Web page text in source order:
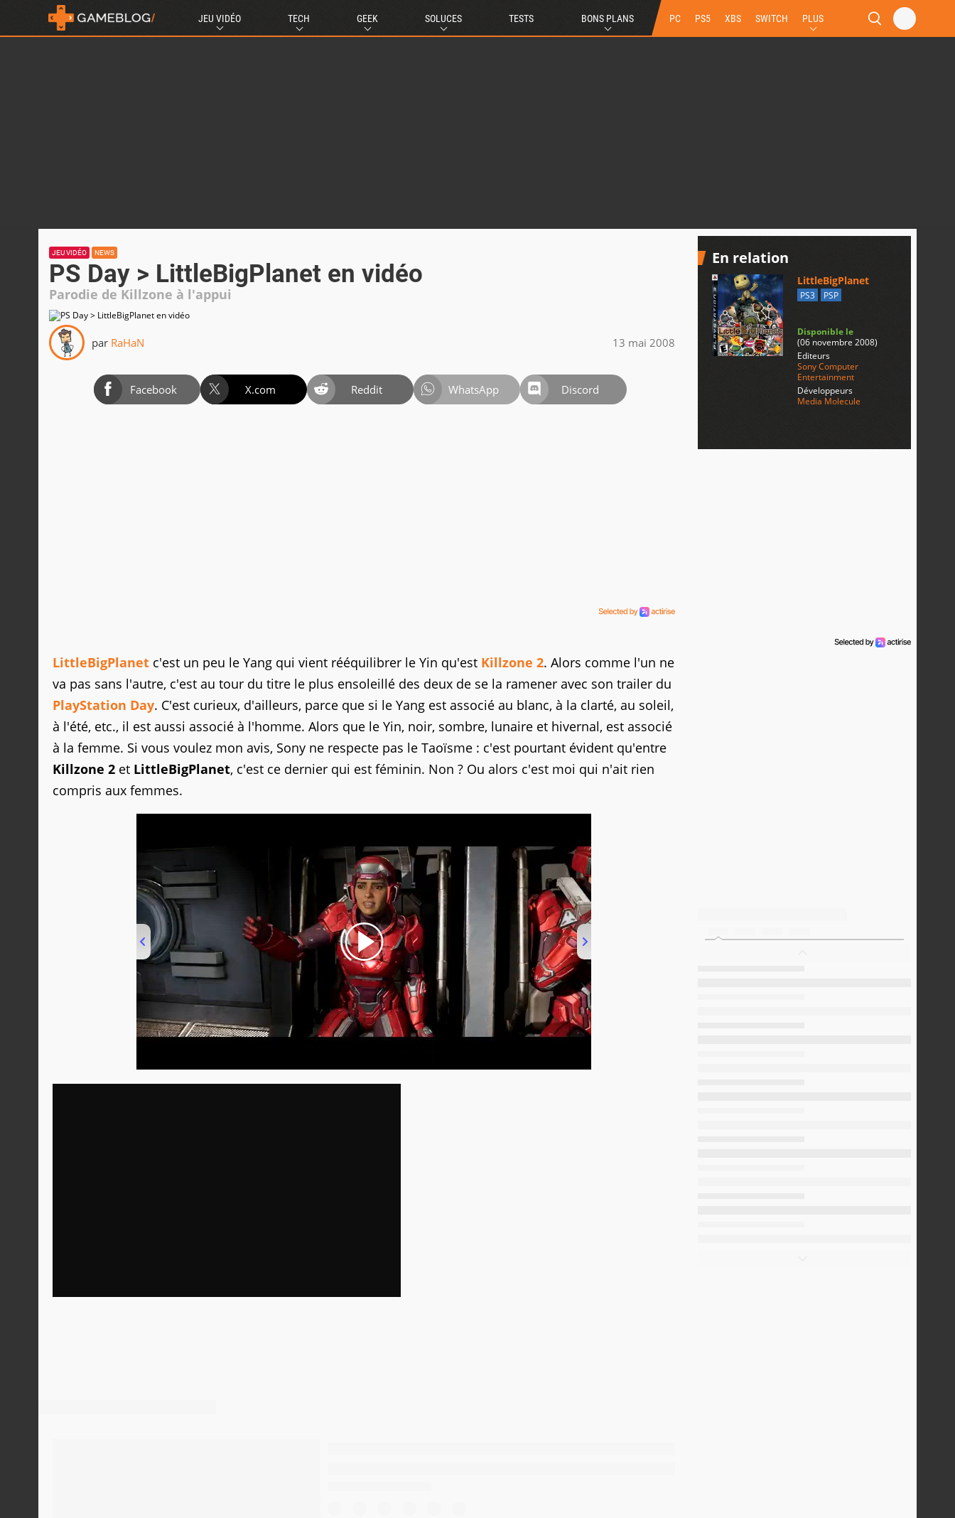
JEU VIDÉO TECH GEEK SOLUCES TESTS BONS PLANS PC PS5 XBS SWITCH PLUS
JEU VIDÉO NEWS
PS Day > LittleBigPlanet en vidéo
Parodie de Killzone à l'appui
par RaHaN 13 mai 2008
Facebook X.com Reddit WhatsApp Discord
LittleBigPlanet c'est un peu le Yang qui vient rééquilibrer le Yin qu'est Killzone 2. Alors comme l'un ne
va pas sans l'autre, c'est au tour du titre le plus ensoleillé des deux de se la ramener avec son trailer du
PlayStation Day. C'est curieux, d'ailleurs, parce que si le Yang est associé au blanc, à la clarté, au soleil,
à l'été, etc., il est aussi associé à l'homme. Alors que le Yin, noir, sombre, lunaire et hivernal, est associé
à la femme. Si vous voulez mon avis, Sony ne respecte pas le Taoïsme : c'est pourtant évident qu'entre
Killzone 2 et LittleBigPlanet, c'est ce dernier qui est féminin. Non ? Ou alors c'est moi qui n'ait rien
compris aux femmes.
En relation
LittleBigPlanet
PS3 PSP
Disponible le
(06 novembre 2008)
Editeurs
Sony Computer
Entertainment
Développeurs
Media Molecule